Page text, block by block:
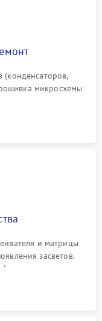
(конденсаторов,
микросхемы
подсветки —
светодиодов.
и матрицы
засветов.
плат и
корпуса монитора.